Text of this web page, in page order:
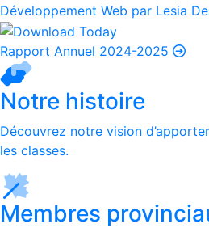
Développement Web par Lesia
Rapport Annuel 2024-2025
Notre histoire
Découvrez notre vision
les classes.
Membres